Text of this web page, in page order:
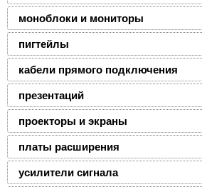
моноблоки и мониторы
пигтейлы
кабели прямого подключения
презентаций
проекторы и экраны
платы расширения
усилители сигнала